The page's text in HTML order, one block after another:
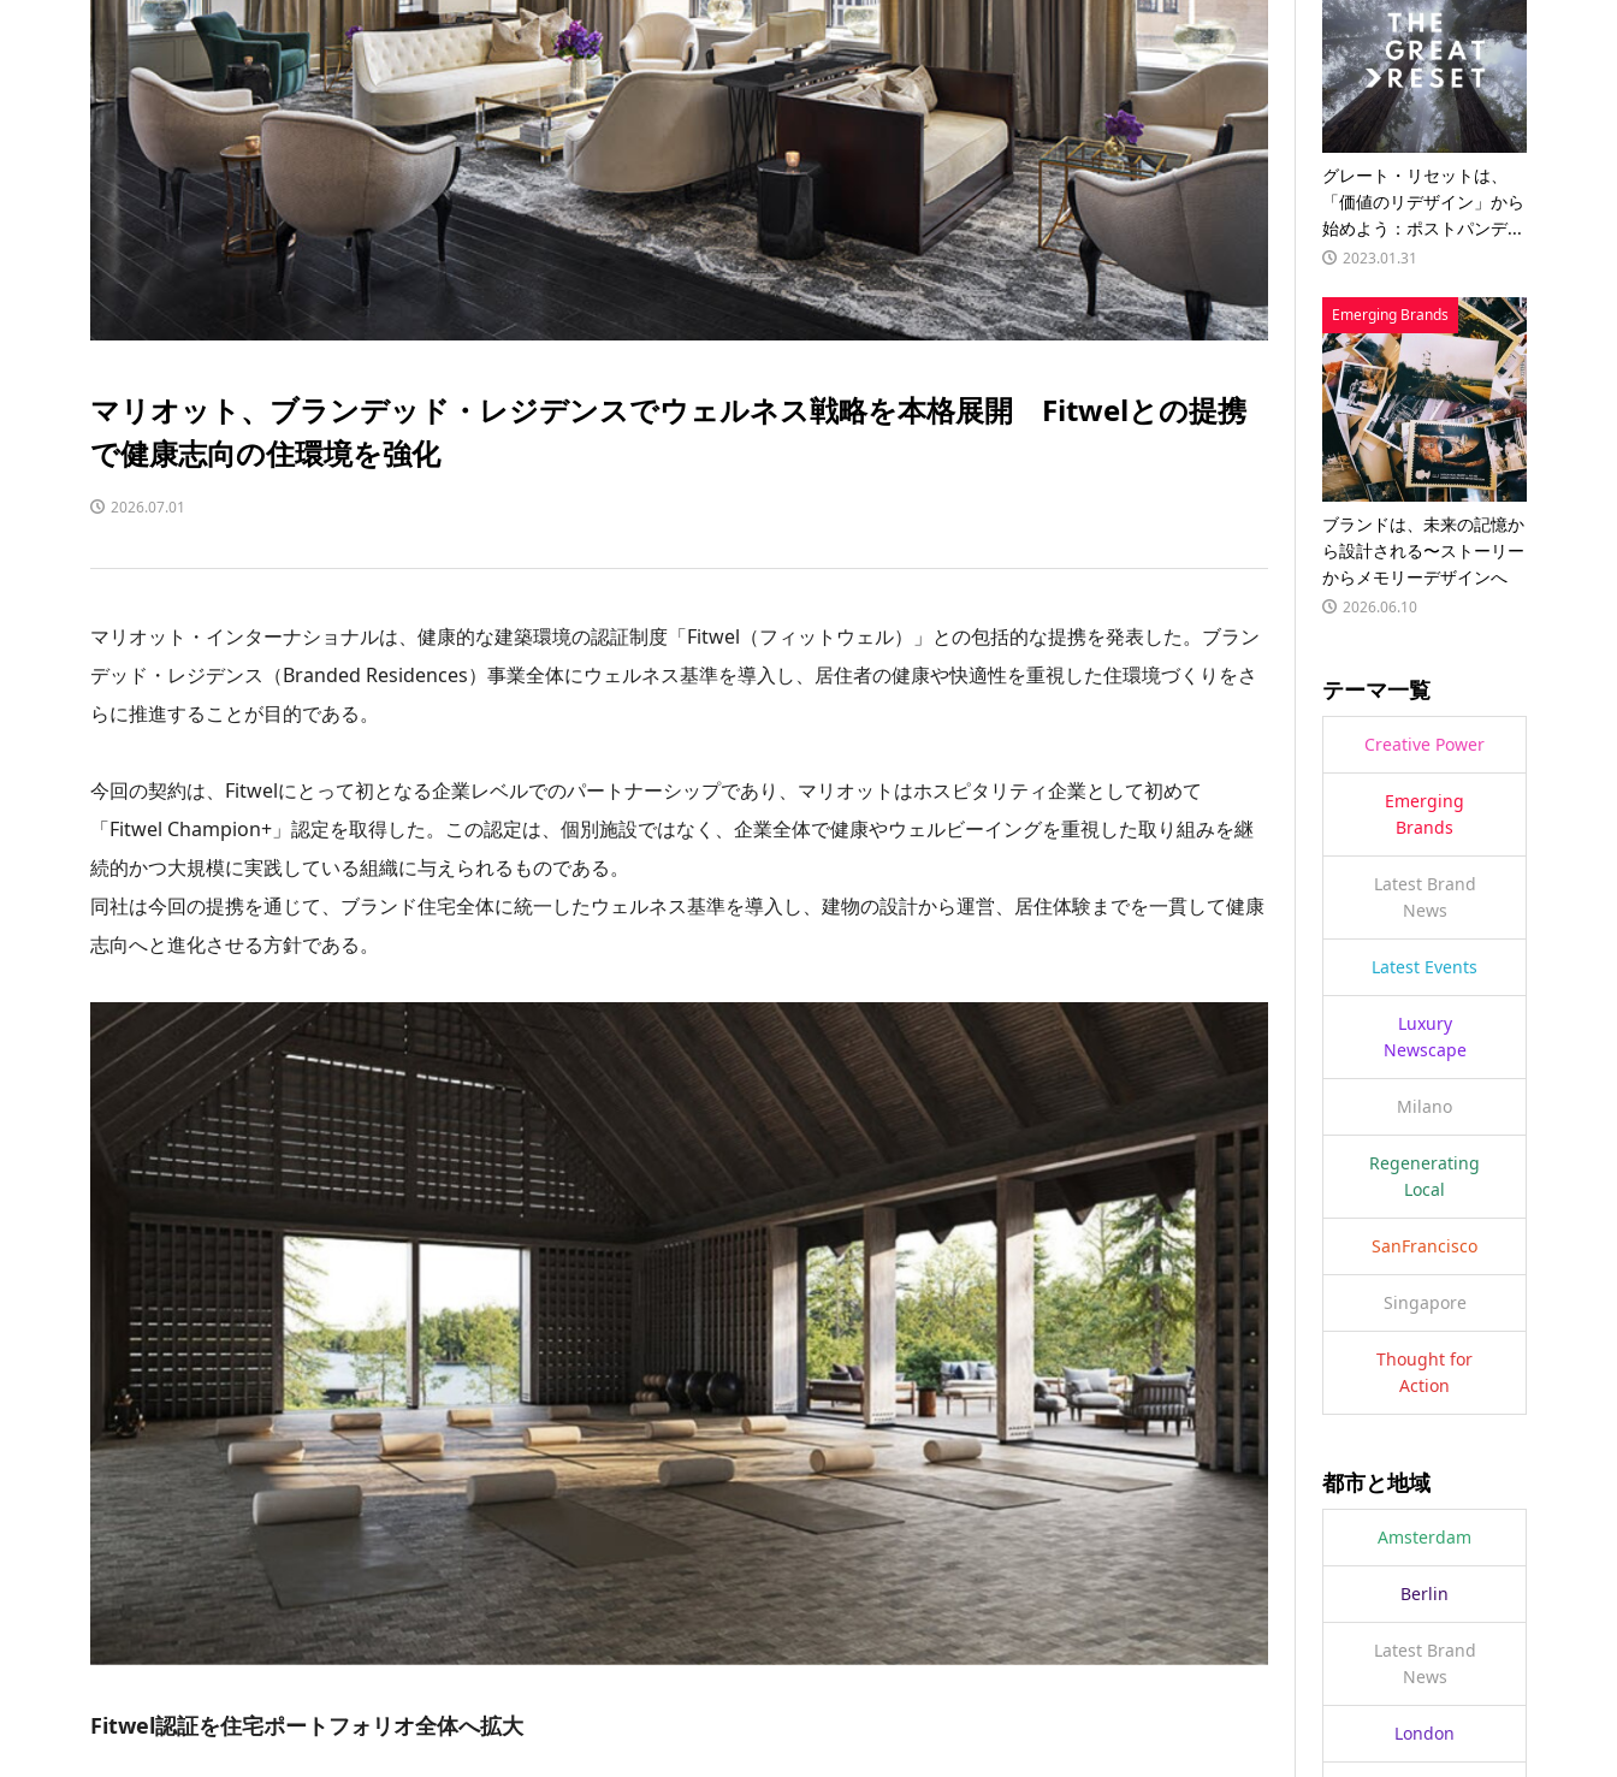
マリオット、ブランデッド・レジデンスでウェルネス戦略を本格展開 Fitwelとの提携
で健康志向の住環境を強化
2026.07.01
マリオット・インターナショナルは、健康的な建築環境の認証制度「Fitwel（フィットウェル）」との包括的な提携を発表した。ブラン
デッド・レジデンス（Branded Residences）事業全体にウェルネス基準を導入し、居住者の健康や快適性を重視した住環境づくりをさ
らに推進することが目的である。
今回の契約は、Fitwelにとって初となる企業レベルでのパートナーシップであり、マリオットはホスピタリティ企業として初めて
「Fitwel Champion+」認定を取得した。この認定は、個別施設ではなく、企業全体で健康やウェルビーイングを重視した取り組みを継
続的かつ大規模に実践している組織に与えられるものである。
同社は今回の提携を通じて、ブランド住宅全体に統一したウェルネス基準を導入し、建物の設計から運営、居住体験までを一貫して健康
志向へと進化させる方針である。
Fitwel認証を住宅ポートフォリオ全体へ拡大
グレート・リセットは、
「価値のリデザイン」から
始めよう：ポストパンデ...
2023.01.31
Emerging Brands
ブランドは、未来の記憶か
ら設計される〜ストーリー
からメモリーデザインへ
2026.06.10
テーマ一覧
Creative Power
Emerging
Brands
Latest Brand
News
Latest Events
Luxury
Newscape
Milano
Regenerating
Local
SanFrancisco
Singapore
Thought for
Action
都市と地域
Amsterdam
Berlin
Latest Brand
News
London